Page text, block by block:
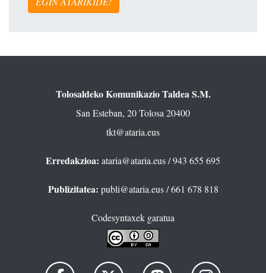
Tolosaldeko Komunikazio Taldea S.M.
San Esteban, 20 Tolosa 20400
tkt@ataria.eus
Erredakzioa: ataria@ataria.eus/ 943 655 695
Publizitatea: publi@ataria.eus/ 661 678 818
Codesyntaxek garatua